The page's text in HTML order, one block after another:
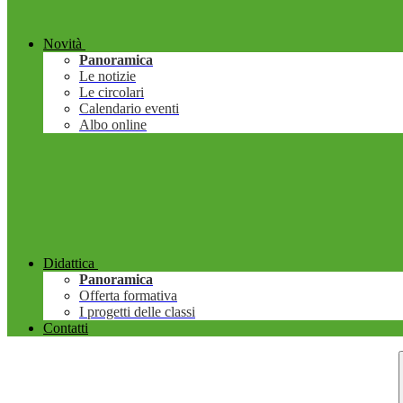
Novità
Panoramica
Le notizie
Le circolari
Calendario eventi
Albo online
Didattica
Panoramica
Offerta formativa
I progetti delle classi
Contatti